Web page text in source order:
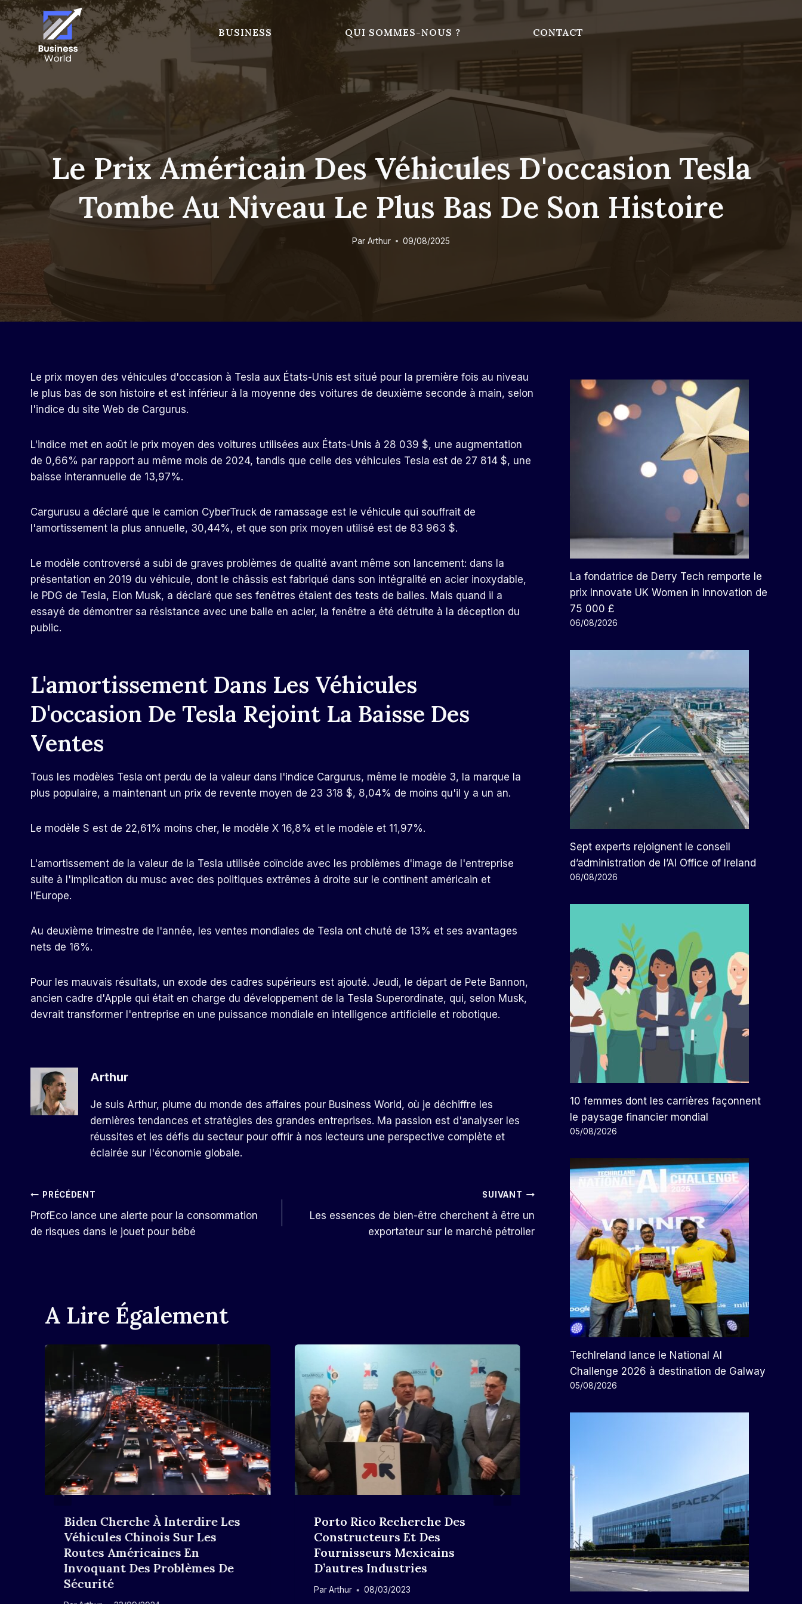
Skip
to
content
BUSINESS QUI SOMMES-NOUS ? CONTACT
Le Prix Américain Des Véhicules D'occasion Tesla
Tombe Au Niveau Le Plus Bas De Son Histoire
Par Arthur 09/08/2025
Le prix moyen des véhicules d'occasion à Tesla aux États-Unis est situé pour la première fois au niveau
le plus bas de son histoire et est inférieur à la moyenne des voitures de deuxième seconde à main, selon
l'indice du site Web de Cargurus.
L'indice met en août le prix moyen des voitures utilisées aux États-Unis à 28 039 $, une augmentation
de 0,66% par rapport au même mois de 2024, tandis que celle des véhicules Tesla est de 27 814 $, une
baisse interannuelle de 13,97%.
Cargurusu a déclaré que le camion CyberTruck de ramassage est le véhicule qui souffrait de
l'amortissement la plus annuelle, 30,44%, et que son prix moyen utilisé est de 83 963 $.
Le modèle controversé a subi de graves problèmes de qualité avant même son lancement: dans la
présentation en 2019 du véhicule, dont le châssis est fabriqué dans son intégralité en acier inoxydable,
le PDG de Tesla, Elon Musk, a déclaré que ses fenêtres étaient des tests de balles. Mais quand il a
essayé de démontrer sa résistance avec une balle en acier, la fenêtre a été détruite à la déception du
public.
L'amortissement Dans Les Véhicules
D'occasion De Tesla Rejoint La Baisse Des
Ventes
Tous les modèles Tesla ont perdu de la valeur dans l'indice Cargurus, même le modèle 3, la marque la
plus populaire, a maintenant un prix de revente moyen de 23 318 $, 8,04% de moins qu'il y a un an.
Le modèle S est de 22,61% moins cher, le modèle X 16,8% et le modèle et 11,97%.
L'amortissement de la valeur de la Tesla utilisée coïncide avec les problèmes d'image de l'entreprise
suite à l'implication du musc avec des politiques extrêmes à droite sur le continent américain et
l'Europe.
Au deuxième trimestre de l'année, les ventes mondiales de Tesla ont chuté de 13% et ses avantages
nets de 16%.
Pour les mauvais résultats, un exode des cadres supérieurs est ajouté. Jeudi, le départ de Pete Bannon,
ancien cadre d'Apple qui était en charge du développement de la Tesla Superordinate, qui, selon Musk,
devrait transformer l'entreprise en une puissance mondiale en intelligence artificielle et robotique.
Arthur
Je suis Arthur, plume du monde des affaires pour Business World, où je déchiffre les
dernières tendances et stratégies des grandes entreprises. Ma passion est d'analyser les
réussites et les défis du secteur pour offrir à nos lecteurs une perspective complète et
éclairée sur l'économie globale.
Navigation
De
PRÉCÉDENT
ProfEco lance une alerte pour la consommation
de risques dans le jouet pour bébé
SUIVANT
Les essences de bien-être cherchent à être un
exportateur sur le marché pétrolier
A Lire Également
Biden Cherche À Interdire Les
Véhicules Chinois Sur Les
Routes Américaines En
Invoquant Des Problèmes De
Sécurité
Porto Rico Recherche Des
Constructeurs Et Des
Fournisseurs Mexicains
D’autres Industries
Par Arthur 08/03/2023
HSBC Licencie 200
Administrateurs Dans Le Cadre
D’une Campagne Mondiale De
Réduction Des Coûts
ParArthur 01/12/2022
La fondatrice de Derry Tech remporte le
prix Innovate UK Women in Innovation de
75 000 £
06/08/2026
Sept experts rejoignent le conseil
d’administration de l’AI Office of Ireland
06/08/2026
10 femmes dont les carrières façonnent
le paysage financier mondial
05/08/2026
TechIreland lance le National AI
Challenge 2026 à destination de Galway
05/08/2026